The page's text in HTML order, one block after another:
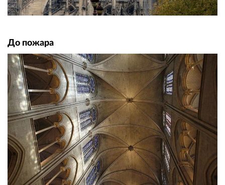
До пожара